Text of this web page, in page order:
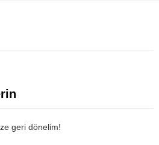
geri dönelim!